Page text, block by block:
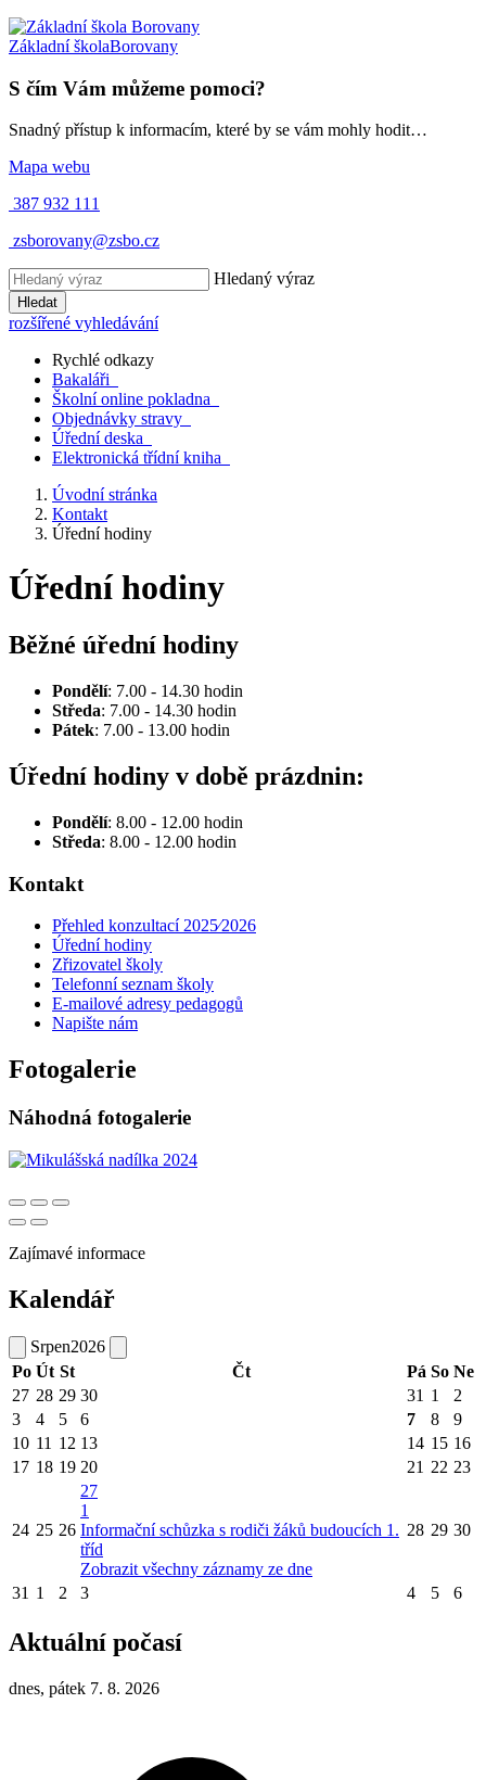
Základní školaBorovany
S čím Vám můžeme pomoci?
Snadný přístup k informacím, které by se vám mohly hodit…
Mapa webu
387 932 111
zsborovany@zsbo.cz
Hledaný výraz
Hledat
rozšířené vyhledávání
Rychlé odkazy
Bakaláři
Školní online pokladna
Objednávky stravy
Úřední deska
Elektronická třídní kniha
Úvodní stránka
Kontakt
Úřední hodiny
Úřední hodiny
Běžné úřední hodiny
Pondělí: 7.00 - 14.30 hodin
Středa: 7.00 - 14.30 hodin
Pátek: 7.00 - 13.00 hodin
Úřední hodiny v době prázdnin:
Pondělí: 8.00 - 12.00 hodin
Středa: 8.00 - 12.00 hodin
Kontakt
Přehled konzultací 2025⁄2026
Úřední hodiny
Zřizovatel školy
Telefonní seznam školy
E-mailové adresy pedagogů
Napište nám
Fotogalerie
Náhodná fotogalerie
Zajímavé informace
Kalendář
Srpen2026
Po Út St Čt Pá So Ne
27 28 29 30 31 1
2
3
4 5 6 7 8
9
10 11 12 13 14 15 16
17 18 19 20 21 22 23
24 25 26
27
1
Informační schůzka s rodiči žáků budoucích 1.
tříd
Zobrazit všechny záznamy ze dne
28 29 30
31 1 2 3 4 5 6
Aktuální počasí
dnes, pátek 7. 8. 2026